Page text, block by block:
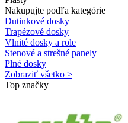
Nakupujte podľa kategórie
Dutinkové dosky
Trapézové dosky
Vlnité dosky a role
Stenové a strešné panely
Plné dosky
Zobraziť všetko >
Top značky